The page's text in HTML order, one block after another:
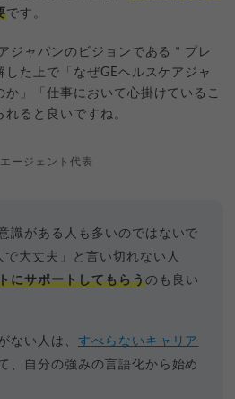
です。
ジャパンのビジョンである＂プレ
た上で「なぜGEヘルスケアジャ
」「仕事において心掛けているこ
ると良いですね。
ージェント代表
識がある人も多いのではないで
で大丈夫」と言い切れない人
にサポートしてもらうのも良い
ない人は、 すべらないキャリア
、自分の強みの言語化から始め